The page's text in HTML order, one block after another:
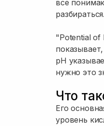
все
разбираться.
"Potential of
pH
нужно это
Что
Его
уровень